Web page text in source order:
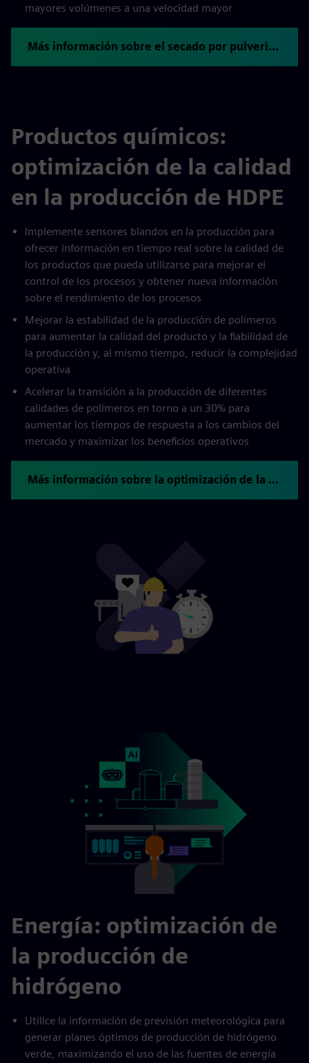
mayores volúmenes a una velocidad mayor
Más información sobre el secado por pulverización que ahorra energía
Productos químicos:
optimización de la calidad
en la producción de HDPE
Implemente sensores blandos en la producción para
ofrecer información en tiempo real sobre la calidad de
los productos que pueda utilizarse para mejorar el
control de los procesos y obtener nueva información
sobre el rendimiento de los procesos
Mejorar la estabilidad de la producción de polímeros
para aumentar la calidad del producto y la fiabilidad de
la producción y, al mismo tiempo, reducir la complejidad
operativa
Acelerar la transición a la producción de diferentes
calidades de polímeros en torno a un 30% para
aumentar los tiempos de respuesta a los cambios del
mercado y maximizar los beneficios operativos
Más información sobre la optimización de la producción de polímeros
Energía: optimización de
la producción de
hidrógeno
Utilice la información de previsión meteorológica para
generar planes óptimos de producción de hidrógeno
verde, maximizando el uso de las fuentes de energía